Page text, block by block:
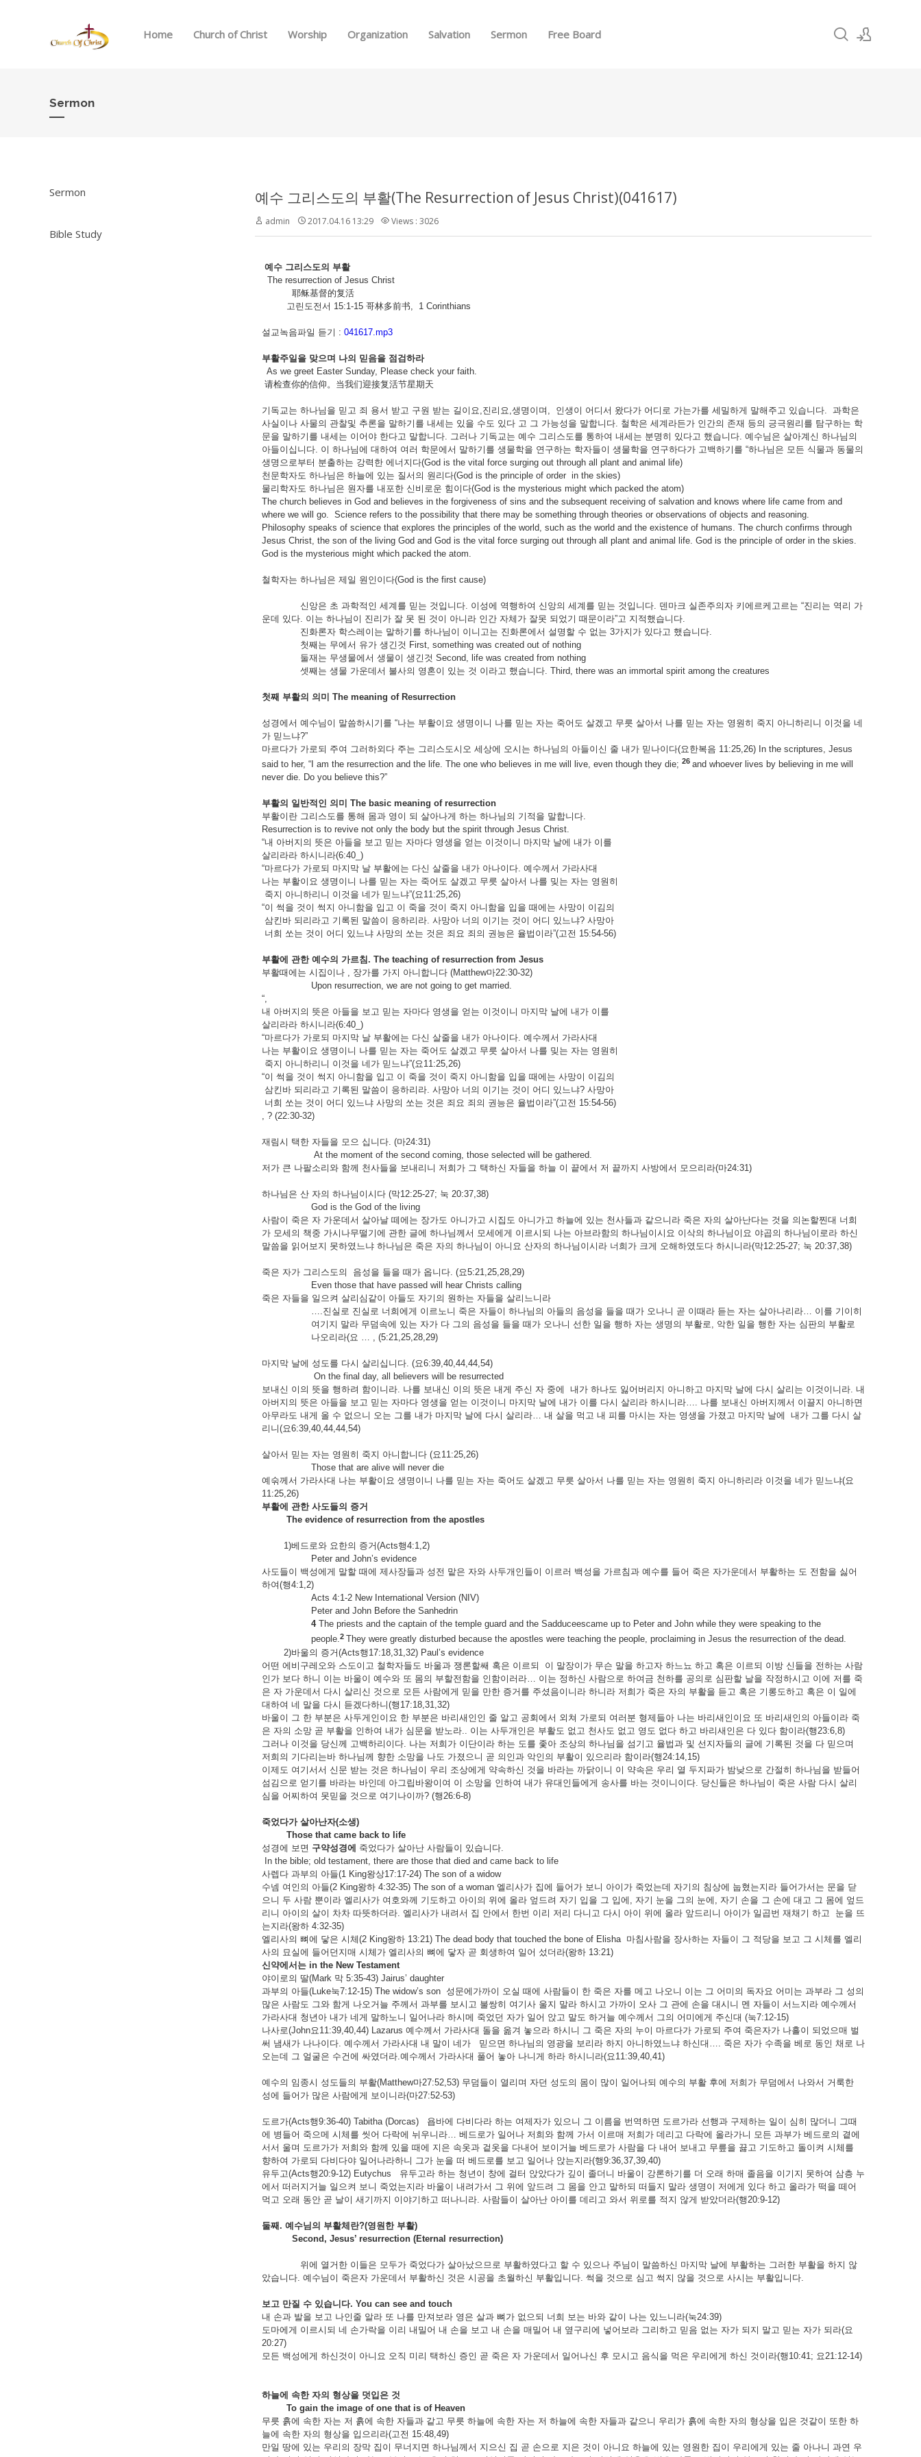
Home Church of Christ Worship Organization Salvation Sermon Free Board
Sermon
Sermon
Bible Study
예수 그리스도의 부활(The Resurrection of Jesus Christ)(041617)
admin 2017.04.16 13:29 Views : 3026
예수 그리스도의 부활
The resurrection of Jesus Christ
耶稣基督的复活
고린도전서 15:1-15 哥林多前书, 1 Corinthians
설교녹음파일 듣기 : 041617.mp3
부활주일을 맞으며 나의 믿음을 점검하라
As we greet Easter Sunday, Please check your faith.
请检查你的信仰。当我们迎接复活节星期天
기독교는 하나님을 믿고 죄 용서 받고 구원 받는 길이요,진리요,생명이며, 인생이 어디서 왔다가 어디로 가는가를 세밀하게 말해주고 있습니다. 과학은
사실이나 사물의 관찰및 추론을 말하기를 내세는 있을 수도 있다 고 그 가능성을 말합니다. 철학은 세계라든가 인간의 존재 등의 긍극원리를 탐구하는 학
문을 말하기를 내세는 이어야 한다고 말합니다. 그러나 기독교는 예수 그리스도를 통하여 내세는 분명히 있다고 했습니다. 예수님은 살아계신 하나님의
아들이십니다. 이 하나님에 대하여 여러 학문에서 말하기를 생물학을 연구하는 학자들이 생물학을 연구하다가 고백하기를 “하나님은 모든 식물과 동물의
생명으로부터 분출하는 강력한 에너지다(God is the vital force surging out through all plant and animal life)
천문학자도 하나님은 하늘에 있는 질서의 원리다(God is the principle of order in the skies)
물리학자도 하나님은 원자를 내포한 신비로운 힘이다(God is the mysterious might which packed the atom)
The church believes in God and believes in the forgiveness of sins and the subsequent receiving of salvation and knows where life came from and
where we will go. Science refers to the possibility that there may be something through theories or observations of objects and reasoning.
Philosophy speaks of science that explores the principles of the world, such as the world and the existence of humans. The church confirms through
Jesus Christ, the son of the living God and God is the vital force surging out through all plant and animal life. God is the principle of order in the skies.
God is the mysterious might which packed the atom.
철학자는 하나님은 제일 원인이다(God is the first cause)
신앙은 초 과학적인 세계를 믿는 것입니다. 이성에 역행하여 신앙의 세계를 믿는 것입니다. 덴마크 실존주의자 키에르케고르는 “진리는 역리 가
운데 있다. 이는 하나님이 진리가 잘 못 된 것이 아니라 인간 자체가 잘못 되었기 때문이라”고 지적했습니다.
진화론자 학스레이는 말하기를 하나님이 이니고는 진화론에서 설명할 수 없는 3가지가 있다고 했습니다.
첫째는 무에서 유가 생긴것 First, something was created out of nothing
둘재는 무생물에서 생물이 생긴것 Second, life was created from nothing
셋째는 생물 가운데서 불사의 영혼이 있는 것 이라고 했습니다. Third, there was an immortal spirit among the creatures
첫째 부활의 의미 The meaning of Resurrection
성경에서 예수님이 말씀하시기를 “나는 부활이요 생명이니 나를 믿는 자는 죽어도 살겠고 무릇 살아서 나를 믿는 자는 영원히 죽지 아니하리니 이것을 네
가 믿느냐?”
마르다가 가로되 주여 그러하외다 주는 그리스도시오 세상에 오시는 하나님의 아들이신 줄 내가 믿나이다(요한복음 11:25,26) In the scriptures, Jesus
said to her, “I am the resurrection and the life. The one who believes in me will live, even though they die; 26 and whoever lives by believing in me will
never die. Do you believe this?”
부활의 일반적인 의미 The basic meaning of resurrection
부활이란 그리스도를 통해 몸과 영이 되 살아나게 하는 하나님의 기적을 말합니다.
Resurrection is to revive not only the body but the spirit through Jesus Christ.
“내 아버지의 뜻은 아들을 보고 믿는 자마다 영생을 얻는 이것이니 마지막 날에 내가 이를
살리라라 하시니라(6:40_)
“마르다가 가로되 마지막 날 부활에는 다신 살줄을 내가 아나이다. 예수께서 가라사대
나는 부활이요 생명이니 나를 믿는 자는 죽어도 살겠고 무릇 살아서 나를 밎는 자는 영원히
죽지 아니하리니 이것을 네가 믿느냐”(요11:25,26)
“이 썩을 것이 썩지 아니함을 입고 이 죽을 것이 죽지 아니함을 입을 때에는 사망이 이김의
삼킨바 되리라고 기록된 말씀이 응하리라. 사망아 너의 이기는 것이 어디 있느냐? 사망아
너희 쏘는 것이 어디 있느냐 사망의 쏘는 것은 죄요 죄의 권능은 율법이라”(고전 15:54-56)
부활에 관한 예수의 가르침 . The teaching of resurrection from Jesus
부활때에는 시집이나 , 장가를 가지 아니합니다 (Matthew마22:30-32)
Upon resurrection, we are not going to get married.
“,
내 아버지의 뜻은 아들을 보고 믿는 자마다 영생을 얻는 이것이니 마지막 날에 내가 이를
살리라라 하시니라(6:40_)
“마르다가 가로되 마지막 날 부활에는 다신 살줄을 내가 아나이다. 예수께서 가라사대
나는 부활이요 생명이니 나를 믿는 자는 죽어도 살겠고 무릇 살아서 나를 밎는 자는 영원히
죽지 아니하리니 이것을 네가 믿느냐”(요11:25,26)
“이 썩을 것이 썩지 아니함을 입고 이 죽을 것이 죽지 아니함을 입을 때에는 사망이 이김의
삼킨바 되리라고 기록된 말씀이 응하리라. 사망아 너의 이기는 것이 어디 있느냐? 사망아
너희 쏘는 것이 어디 있느냐 사망의 쏘는 것은 죄요 죄의 권능은 율법이라”(고전 15:54-56)
, ? (22:30-32)
재림시 택한 자들을 모으 십니다. (마24:31)
At the moment of the second coming, those selected will be gathered.
저가 큰 나팔소리와 함께 천사들을 보내리니 저희가 그 택하신 자들을 하늘 이 끝에서 저 끝까지 사방에서 모으리라(마24:31)
하나님은 산 자의 하나님이시다 (막12:25-27; 눅 20:37,38)
God is the God of the living
사람이 죽은 자 가운데서 살아날 떼에는 장가도 아니가고 시집도 아니가고 하늘에 있는 천사들과 같으니라 죽은 자의 살아난다는 것을 의논할찐대 너희
가 모세의 책중 가시나무떨기에 관한 글에 하나님께서 모세에게 이르시되 나는 아브라함의 하나님이시요 이삭의 하나님이요 야곱의 하나님이로라 하신
말씀을 읽어보지 못하였느냐 하나님은 죽은 자의 하나님이 아니요 산자의 하나님이시라 너희가 크게 오해하였도다 하시니라(막12:25-27; 눅 20:37,38)
죽은 자가 그리스도의 음성을 들을 때가 옵니다. (요5:21,25,28,29)
Even those that have passed will hear Christs calling
죽은 자들을 일으켜 살리심같이 아들도 자기의 원하는 자들을 살리느니라
….진실로 진실로 너희에게 이르노니 죽은 자들이 하나님의 아들의 음성을 들을 때가 오나니 곧 이때라 듣는 자는 살아나리라… 이를 기이히
여기지 말라 무덤속에 있는 자가 다 그의 음성을 들을 때가 오나니 선한 일을 행하 자는 생명의 부활로, 악한 일을 행한 자는 심판의 부활로
나오리라(요 … , (5:21,25,28,29)
마지막 날에 성도를 다시 살리십니다. (요6:39,40,44,44,54)
On the final day, all believers will be resurrected
보내신 이의 뜻을 행하려 함이니라. 나를 보내신 이의 뜻은 내게 주신 자 중에 내가 하나도 잃어버리지 아니하고 마지막 날에 다시 살리는 이것이니라. 내
아버지의 뜻은 아들을 보고 믿는 자마다 영생을 얻는 이것이니 마지막 날에 내가 이를 다시 살리라 하시니라…. 나를 보내신 아버지께서 이끌지 아니하면
아무라도 내게 올 수 없으니 오는 그를 내가 마지막 날에 다시 살리라… 내 살을 먹고 내 피를 마시는 자는 영생을 가졌고 마지막 날에 내가 그를 다시 살
리니(요6:39,40,44,44,54)
살아서 믿는 자는 영원히 죽지 아니합니다 (요11:25,26)
Those that are alive will never die
예숚께서 가라사대 나는 부활이요 생명이니 나를 믿는 자는 죽어도 살겠고 무릇 살아서 나를 믿는 자는 영원히 죽지 아니하리라 이것을 네가 믿느냐(요
11:25,26)
부활에 관한 사도들의 증거
The evidence of resurrection from the apostles
1)베드로와 요한의 증거(Acts행4:1,2)
Peter and John’s evidence
사도들이 백성에게 말할 때에 제사장들과 성전 맡은 자와 사두개인들이 이르러 백성을 가르침과 예수를 들어 죽은 자가운데서 부활하는 도 전함을 싫어
하여(행4:1,2)
Acts 4:1-2 New International Version (NIV)
Peter and John Before the Sanhedrin
4 The priests and the captain of the temple guard and the Sadduceescame up to Peter and John while they were speaking to the
people.2 They were greatly disturbed because the apostles were teaching the people, proclaiming in Jesus the resurrection of the dead.
2)바울의 증거(Acts행17:18,31,32) Paul’s evidence
어떤 에비구레오와 스도이고 철학자들도 바울과 쟁론할쌔 혹은 이르되 이 말장이가 무슨 말을 하고자 하느뇨 하고 혹은 이르되 이방 신들을 전하는 사람
인가 보다 하니 이는 바울이 예수와 또 몸의 부할전함을 인함이러라… 이는 정하신 사람으로 하여금 천하를 공의로 심판할 날을 작정하시고 이에 저를 죽
은 자 가운데서 다시 살리신 것으로 모든 사람에게 믿을 만한 증거를 주셨음이니라 하니라 저희가 죽은 자의 부활을 듣고 혹은 기롱도하고 혹은 이 일에
대하여 네 말을 다시 듣겠다하니(행17:18,31,32)
바울이 그 한 부분은 사두게인이요 한 부분은 바리새인인 줄 알고 공회에서 외쳐 가로되 여러분 형제들아 나는 바리새인이요 또 바리새인의 아들이라 죽
은 자의 소망 곧 부활을 인하여 내가 심문을 받노라.. 이는 사두개인은 부활도 없고 천사도 없고 영도 없다 하고 바리새인은 다 있다 함이라(행23:6,8)
그러나 이것을 당신께 고백하리이다. 나는 저희가 이단이라 하는 도를 좇아 조상의 하나님을 섬기고 율법과 및 선지자들의 글에 기록된 것을 다 믿으며
저희의 기다리는바 하나님께 향한 소망을 나도 가졌으니 곧 의인과 악인의 부활이 있으리라 함이라(행24:14,15)
이제도 여기서서 신문 받는 것은 하나님이 우리 조상에게 약속하신 것을 바라는 까닭이니 이 약속은 우리 열 두지파가 밤낮으로 간절히 하나님을 받들어
섬김으로 얻기를 바라는 바인데 아그립바왕이여 이 소망을 인하여 내가 유대인들에게 송사를 바는 것이니이다. 당신들은 하나님이 죽은 사람 다시 살리
심을 어찌하여 못믿을 것으로 여기나이까? (행26:6-8)
죽었다가 살아난자(소생)
Those that came back to life
성경에 보면 구약성경에 죽었다가 살아난 사람들이 있습니다.
In the bible; old testament, there are those that died and came back to life
사렙다 과부의 아들(1 King왕상17:17-24) The son of a widow
수넴 여인의 아들(2 King왕하 4:32-35) The son of a woman 엘리사가 집에 들어가 보니 아이가 죽었는데 자기의 침상에 눕혔는지라 들어가서는 문을 닫
으니 두 사람 뿐이라 엘리사가 여호와께 기도하고 아이의 위에 올라 엎드려 자기 입을 그 입에, 자기 눈을 그의 눈에, 자기 손을 그 손에 대고 그 몸에 엎드
리니 아이의 살이 차차 따뜻하더라. 엘리사가 내려서 집 안에서 한번 이리 저리 다니고 다시 아이 위에 올라 앞드리니 아이가 일곱번 재채기 하고 눈을 뜨
는지라(왕하 4:32-35)
엘리사의 뼈에 닿은 시체(2 King왕하 13:21) The dead body that touched the bone of Elisha 마침사람을 장사하는 자들이 그 적당을 보고 그 시체를 엘리
사의 묘실에 들어던지매 시체가 엘리사의 뼈에 닿자 곧 회생하여 일어 섰더라(왕하 13:21)
신약에서는 in the New Testament
야이로의 딸(Mark 막 5:35-43) Jairus’ daughter
과부의 아들(Luke눅7:12-15) The widow’s son 성문에가까이 오실 때에 사람들이 한 죽은 자를 메고 나오니 이는 그 어미의 독자요 어미는 과부라 그 성의
많은 사람도 그와 함게 나오거늘 주께서 과부를 보시고 불쌍히 여기사 울지 말라 하시고 가까이 오사 그 관에 손을 대시니 멘 자들이 서느지라 예수께서
가라사대 청년아 내가 네게 말하노니 일어나라 하시메 죽었던 자가 일어 앉고 말도 하거늘 예수께서 그의 어미에게 주신대 (눅7:12-15)
나사로(John요11:39,40,44) Lazarus 예수께서 가라사대 돌을 옮겨 놓으라 하시니 그 죽은 자의 누이 마르다가 가로되 주여 죽은자가 나흘이 되었으매 벌
써 냄새가 나나이다. 예수께서 가라사대 내 말이 네가 믿으면 하나님의 영광을 보리라 하지 아니하였느냐 하신대…. 죽은 자가 수족을 베로 동인 채로 나
오는데 그 얼굴은 수건에 싸였더라.예수께서 가라사대 풀어 놓아 나니게 하라 하시니라(요11:39,40,41)
예수의 임종시 성도들의 부활(Matthew마27:52,53) 무덤들이 열리며 자던 성도의 몸이 많이 일어나되 예수의 부활 후에 저희가 무덤에서 나와서 거룩한
성에 들어가 많은 사람에게 보이니라(마27:52-53)
도르가(Acts행9:36-40) Tabitha (Dorcas) 욥바에 다비다라 하는 여제자가 있으니 그 이름을 번역하면 도르가라 선행과 구제하는 일이 심히 많더니 그때
에 병들어 죽으메 시체를 씻어 다락에 뉘우니라… 베드로가 일어나 저희와 함께 가서 이르매 저희가 데리고 다락에 올라가니 모든 과부가 베드로의 곁에
서서 울며 도르가가 저희와 함께 있을 때에 지은 속옷과 겉옷을 다내어 보이거늘 베드로가 사람을 다 내어 보내고 무릎을 끓고 기도하고 돌이켜 시체를
향하여 가로되 다비다야 일어나라하니 그가 눈을 떠 베드로를 보고 일어나 앉는지라(행9:36,37,39,40)
유두고(Acts행20:9-12) Eutychus 유두고라 하는 청년이 창에 걸터 앉았다가 깊이 졸더니 바울이 강론하기를 더 오래 하매 졸음을 이기지 못하여 삼층 누
에서 떠러지거늘 일으켜 보니 죽었는지라 바울이 내려가서 그 위에 앞드려 그 몸을 안고 말하되 떠들지 말라 생명이 저에게 있다 하고 올라가 떡을 떼어
먹고 오래 동안 곧 날이 새기까지 이야기하고 떠나니라. 사람들이 살아난 아이를 데리고 와서 위로를 적지 않게 받았더라(행20:9-12)
둘째. 예수님의 부활체란?(영원한 부활)
Second, Jesus’ resurrection (Eternal resurrection)
위에 열거한 이들은 모두가 죽었다가 살아났으므로 부활하였다고 할 수 있으나 주님이 말씀하신 마지막 날에 부활하는 그러한 부활을 하지 않
았습니다. 예수님이 죽은자 가운데서 부활하신 것은 시공을 초월하신 부활입니다. 썩을 것으로 심고 썩지 않을 것으로 사시는 부활입니다.
보고 만질 수 있습니다. You can see and touch
내 손과 발을 보고 나인줄 알라 또 나를 만져보라 영은 살과 뼈가 없으되 너희 보는 바와 같이 나는 있느니라(눅24:39)
도마에게 이르시되 네 손가락을 이리 내밀어 내 손을 보고 내 손을 매밀어 내 옆구리에 넣어보라 그리하고 믿음 없는 자가 되지 말고 믿는 자가 되라(요
20:27)
모든 백성에게 하신것이 아니요 오직 미리 택하신 증인 곧 죽은 자 가운데서 일어나신 후 모시고 음식을 먹은 우리에게 하신 것이라(행10:41; 요21:12-14)
하늘에 속한 자의 형상을 덧입은 것
To gain the image of one that is of Heaven
무릇 흙에 속한 자는 저 흙에 속한 자들과 같고 무릇 하늘에 속한 자는 저 하늘에 속한 자들과 같으니 우리가 흙에 속한 자의 형상을 입은 것같이 또한 하
늘에 속한 자의 형상을 입으리라(고전 15:48,49)
만일 땅에 있는 우리의 장막 집이 무너지면 하나님께서 지으신 집 곧 손으로 지은 것이 아니요 하늘에 있는 영원한 집이 우리에게 있는 줄 아나니 과연 우